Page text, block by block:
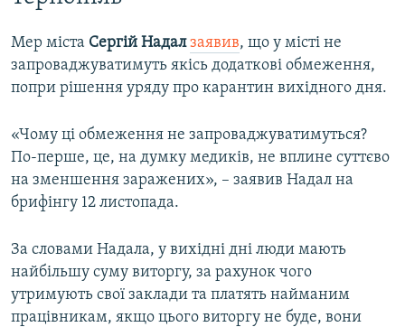
Мер міста Сергій Надалзаявив, що у місті не
запроваджуватимуть якісь додаткові обмеження,
попри рішення уряду про карантин вихідного дня.
«Чому ці обмеження не запроваджуватимуться?
По-перше, це, на думку медиків, не вплине суттєво
на зменшення заражених», – заявив Надал на
брифінгу 12 листопада.
За словами Надала, у вихідні дні люди мають
найбільшу суму виторгу, за рахунок чого
утримують свої заклади та платять найманим
працівникам, якщо цього виторгу не буде, вони